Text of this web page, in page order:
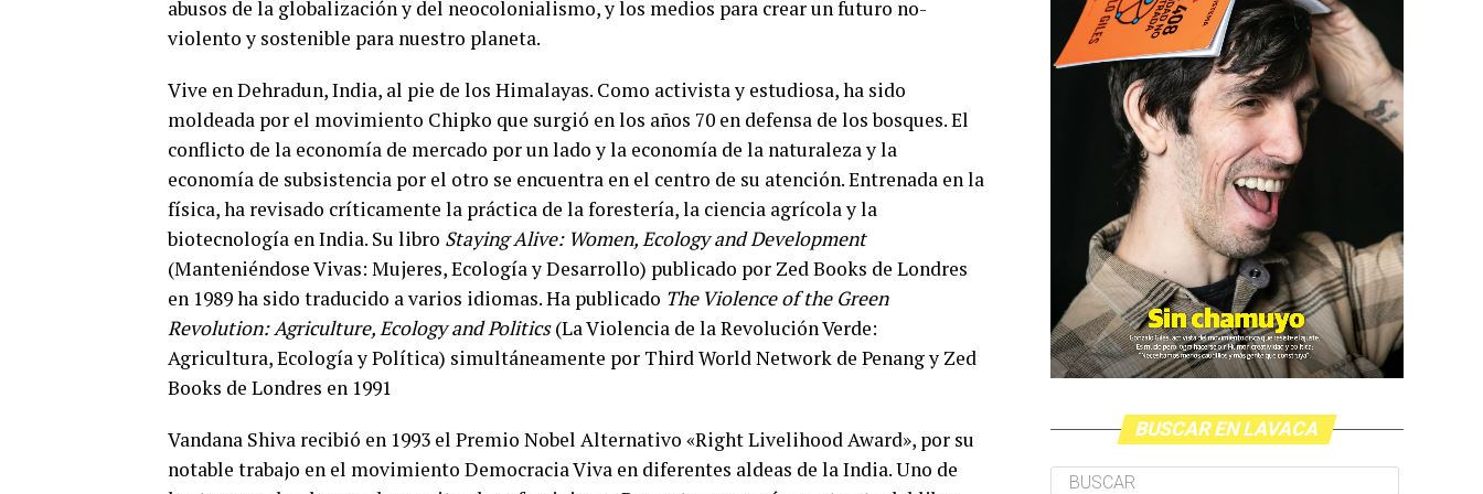
abusos de la globalización y del neocolonialismo, y los medios para crear un futuro no-
violento y sostenible para nuestro planeta.
Vive en Dehradun, India, al pie de los Himalayas. Como activista y estudiosa, ha sido
moldeada por el movimiento Chipko que surgió en los años 70 en defensa de los bosques. El
conflicto de la economía de mercado por un lado y la economía de la naturaleza y la
economía de subsistencia por el otro se encuentra en el centro de su atención. Entrenada en la
física, ha revisado críticamente la práctica de la forestería, la ciencia agrícola y la
biotecnología en India. Su libro Staying Alive: Women, Ecology and Development
(Manteniéndose Vivas: Mujeres, Ecología y Desarrollo) publicado por Zed Books de Londres
en 1989 ha sido traducido a varios idiomas. Ha publicado The Violence of the Green
Revolution: Agriculture, Ecology and Politics(La Violencia de la Revolución Verde:
Agricultura, Ecología y Política) simultáneamente por Third World Network de Penang y Zed
Books de Londres en 1991
Vandana Shiva recibió en 1993 el Premio Nobel Alternativo «Right Livelihood Award», por su
notable trabajo en el movimiento Democracia Viva en diferentes aldeas de la India. Uno de
BUSCAR EN LAVACA